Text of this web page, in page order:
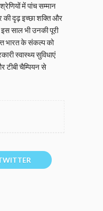
में पांच सम्मान
की दृढ़ इच्छा शक्ति और
साल भी उनकी पूरी
भारत के संकल्प को
स्वास्थ्य सुविधाएं
टीबी चैम्पियन से